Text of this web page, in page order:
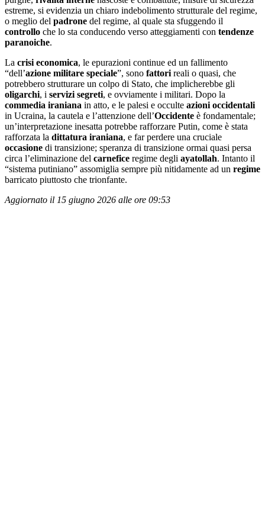
estreme, si evidenzia un chiaro indebolimento strutturale del regime,
o meglio del padrone del regime, al quale sta sfuggendo il
controllo che lo sta conducendo verso atteggiamenti con tendenze
paranoiche.
La crisi economica, le epurazioni continue ed un fallimento
“dell’azione militare speciale”, sono fattori reali o quasi, che
potrebbero strutturare un colpo di Stato, che implicherebbe gli
oligarchi, i servizi segreti, e ovviamente i militari. Dopo la
commedia iraniana in atto, e le palesi e occulte azioni occidentali
in Ucraina, la cautela e l’attenzione dell’Occidente è fondamentale;
un’interpretazione inesatta potrebbe rafforzare Putin, come è stata
rafforzata la dittatura iraniana, e far perdere una cruciale
occasione di transizione; speranza di transizione ormai quasi persa
circa l’eliminazione del carnefice regime degli ayatollah. Intanto il
“sistema putiniano” assomiglia sempre più nitidamente ad un regime
barricato piuttosto che trionfante.
Aggiornato il 15 giugno 2026 alle ore 09:53